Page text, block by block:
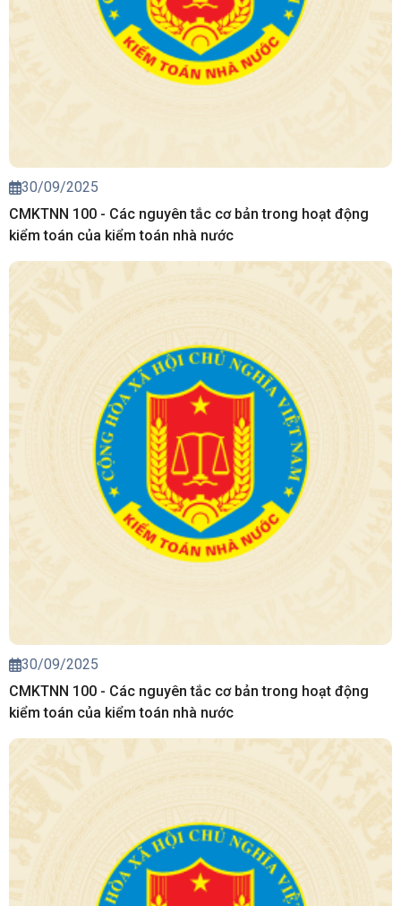
30/09/2025
CMKTNN 100 - Các nguyên tắc cơ bản trong hoạt động
kiểm toán của kiểm toán nhà nước
30/09/2025
CMKTNN 100 - Các nguyên tắc cơ bản trong hoạt động
kiểm toán của kiểm toán nhà nước